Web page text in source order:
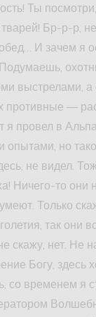
Ты
тварей! Бр-р-р,
И зачем я
выстрелами,
противные —
я провел в
опытами, но
не видел.
Ничего-то они
Только
так они
скажу, нет. Не
Богу, здесь
со временем я